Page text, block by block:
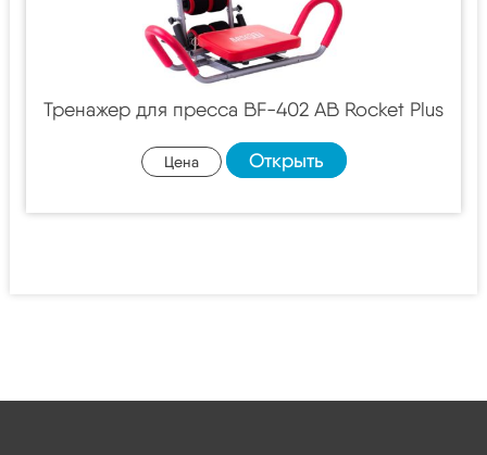
Тренажер для пресса BF-402 AB Rocket Plus
Цена Открыть